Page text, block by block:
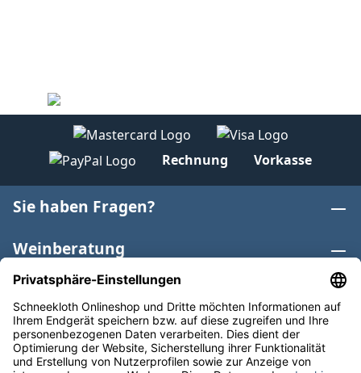
Rechnung Vorkasse
Sie haben Fragen?
Weinberatung
Informationen
Weinkategorien